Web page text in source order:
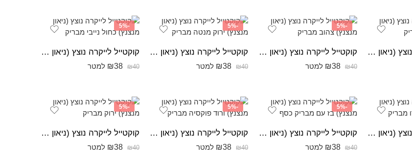
קוקטייל לייקרה נוצץ (ניאון מנצנץ) תכלת מבריק
-5%
קוקטייל לייקרה נוצץ (ניאון מנצנץ) צהוב מבריק
₪40
₪38 למטר
-5%
קוקטייל לייקרה נוצץ (ניאון מנצנץ) ירוק מנטה מבריק
₪40
₪38 למטר
-5%
קוקטייל לייקרה נוצץ (ניאון מנצנץ) כחול נייבי מבריק
₪40
₪38 למטר
קוקטייל לייקרה נוצץ (ניאון מנצנץ) אדום בורדו מבריק
-5%
קוקטייל לייקרה נוצץ (ניאון מנצנץ) בז עם מבריק כסף
₪40
₪38 למטר
-5%
קוקטייל לייקרה נוצץ (ניאון מנצנץ) ורוד פוקסיה מבריק
₪40
₪38 למטר
-5%
קוקטייל לייקרה נוצץ (ניאון מנצנץ) ירוק מבריק
₪40
₪38 למטר